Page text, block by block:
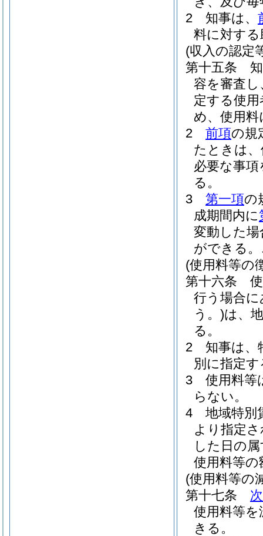
2
知事は、
料に対す
(収入の認定
第十五条
容を審査
定する使
め、使用
2
前項の規
たときは
必要な事
る。
3
第一項の
成期間内に
変動した
ができる。
(使用料等の
第十六条
行う場合
う。)は、
る。
2
知事は、
別に指定
3
使用料等
らない。
4
地域特別
より指定
した日の
使用料等
(使用料等の
第十七条
使用料等
きる。